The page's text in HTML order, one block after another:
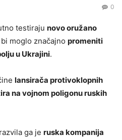
0
testiraju novo oružano
moglo značajno promeniti
u Ukrajini.
lansirača protivoklopnih
na vojnom poligonu ruskih
ga je ruska kompanija